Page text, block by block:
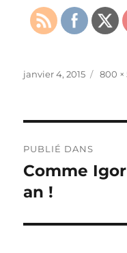
Publié
janvier 4, 2015
Taille
800 ×
de
l’article
PUBLIÉ DANS
Comme
an !